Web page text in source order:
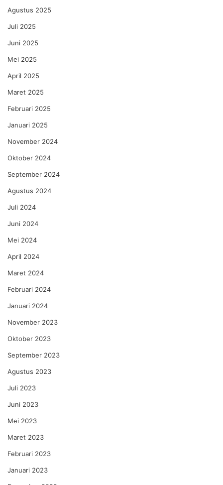
Agustus 2025
Juli 2025
Juni 2025
Mei 2025
April 2025
Maret 2025
Februari 2025
Januari 2025
November 2024
Oktober 2024
September 2024
Agustus 2024
Juli 2024
Juni 2024
Mei 2024
April 2024
Maret 2024
Februari 2024
Januari 2024
November 2023
Oktober 2023
September 2023
Agustus 2023
Juli 2023
Juni 2023
Mei 2023
Maret 2023
Februari 2023
Januari 2023